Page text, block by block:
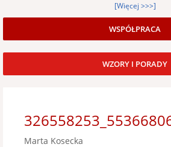
[Więcej >>>]
WSPÓŁPRACA
WZORY I PORADY
Marta Kosecka